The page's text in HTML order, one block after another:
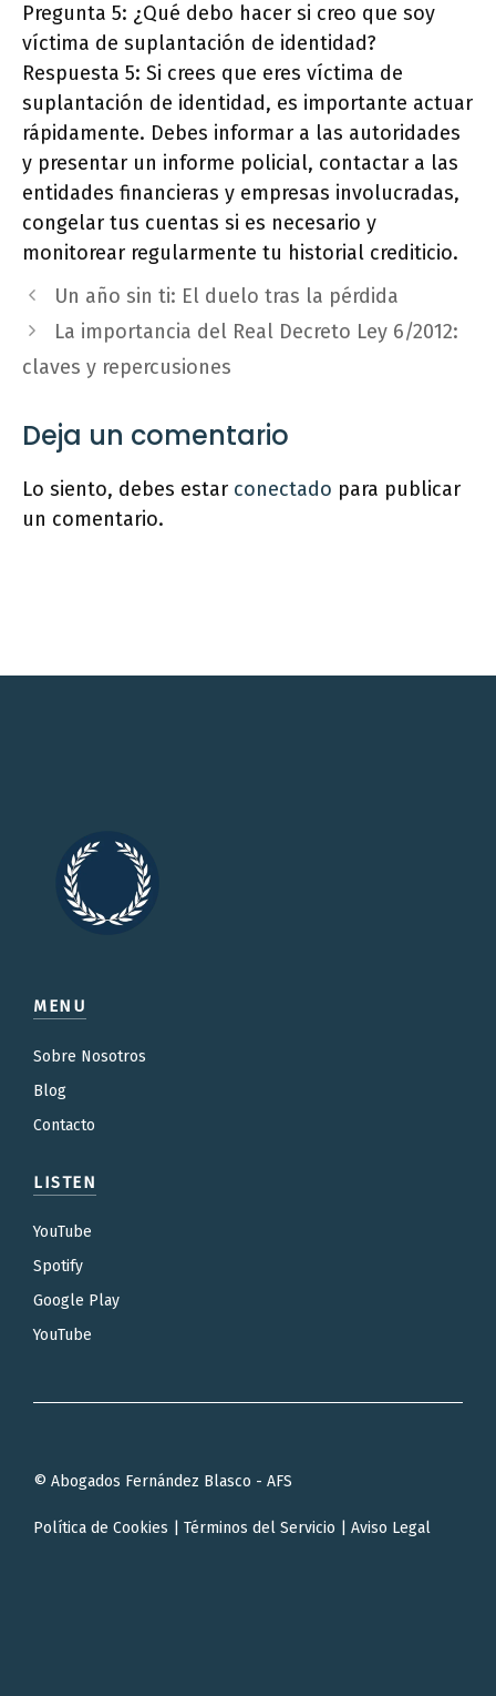
Pregunta 5: ¿Qué debo hacer si creo que soy
víctima de suplantación de identidad?
Respuesta 5: Si crees que eres víctima de
suplantación de identidad, es importante actuar
rápidamente. Debes informar a las autoridades
y presentar un informe policial, contactar a las
entidades financieras y empresas involucradas,
congelar tus cuentas si es necesario y
monitorear regularmente tu historial crediticio.
Un año sin ti: El duelo tras la pérdida
La importancia del Real Decreto Ley 6/2012:
claves y repercusiones
Deja un comentario
Lo siento, debes estar conectado para publicar
un comentario.
MENU
Sobre Nosotros
Blog
Contacto
LISTEN
YouTube
Spotify
Google Play
YouTube
© Abogados Fernández Blasco - AFS
Política de Cookies Términos del Servicio Aviso Legal